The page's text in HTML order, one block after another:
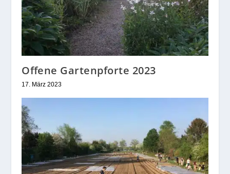
Offene Gartenpforte 2023
17. März 2023